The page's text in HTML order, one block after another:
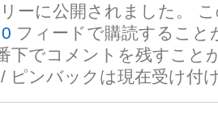
ーに公開されました。
フィードで購読するこ
下でコメントを残すこと
ピンバックは現在受け付